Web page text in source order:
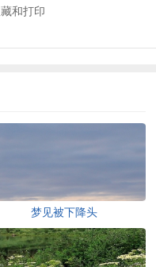
和打印
梦见被下降头